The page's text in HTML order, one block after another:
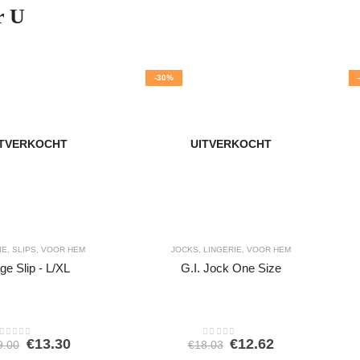
U
,SLIPS ,VOOR HEM
Slip - L/XL
out of 5Oorspronkelijke
€13.30Huidige
-30%
UITVERKOCHT
JOCKS LINGERIE VOOR HEM
G.I. Jock One Size
0out of 5
€18.03 Oorspronkelijke
€12.62Huidige